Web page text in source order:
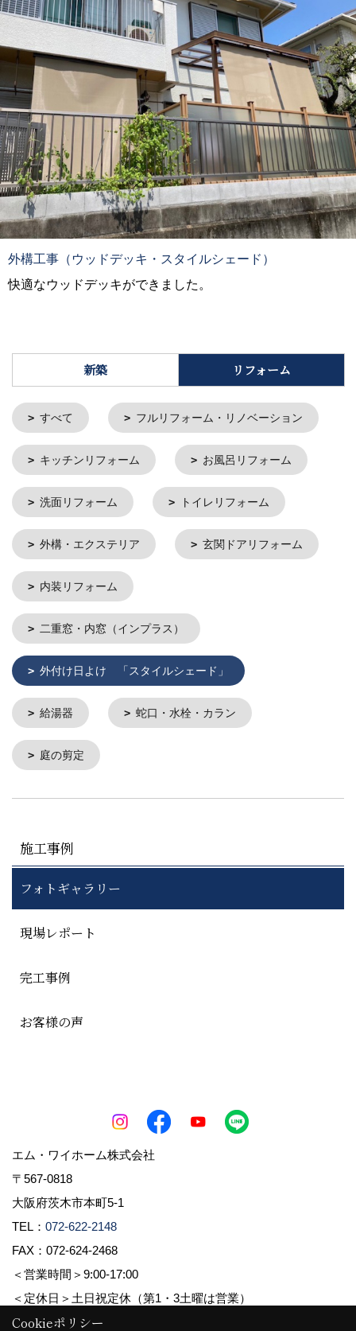
外構工事（ウッドデッキ・スタイルシェード）
快適なウッドデッキができました。
新築 リフォーム
すべて フルリフォーム・リノベーション
キッチンリフォーム お風呂リフォーム
洗面リフォーム トイレリフォーム
外構・エクステリア 玄関ドアリフォーム
内装リフォーム
二重窓・内窓（インプラス）
外付け日よけ 「スタイルシェード」
給湯器 蛇口・水栓・カラン
庭の剪定
施工事例
フォトギャラリー
現場レポート
完工事例
お客様の声
エム・ワイホーム株式会社
〒567-0818
大阪府茨木市本町5-1
TEL： 072-622-2148
FAX：072-624-2468
＜営業時間＞9:00-17:00
＜定休日＞土日祝定休（第1・3土曜は営業）
Cookieポリシー